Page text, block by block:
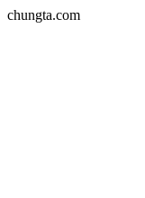
chungta.com